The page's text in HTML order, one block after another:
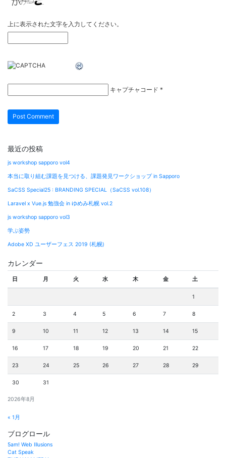
上に表示された文字を入力してください。
キャプチャコード *
最近の投稿
js workshop sapporo vol4
本当に取り組む課題を見つける、課題発見ワークショップ in Sapporo
SaCSS Special25 : BRANDING SPECIAL（SaCSS vol.108）
Laravel x Vue.js 勉強会 in ゆめみ札幌 vol.2
js workshop sapporo vol3
学ぶ姿勢
Adobe XD ユーザーフェス 2019 (札幌)
カレンダー
2026年8月
日 月 火 水 木 金 土
1
2 3 4 5 6 7 8
9 10 11 12 13 14 15
16 17 18 19 20 21 22
23 24 25 26 27 28 29
30 31
« 1月
ブログロール
5am! Web Illusions
Cat Speak